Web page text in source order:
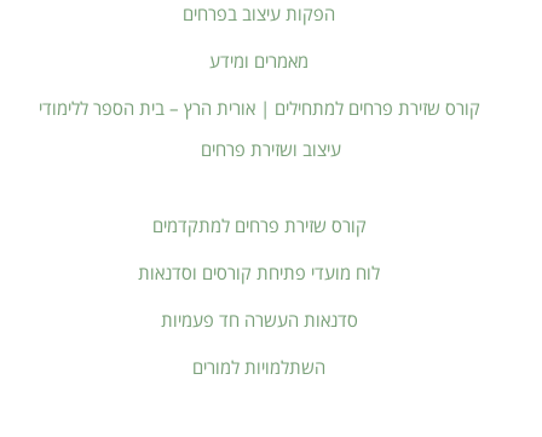
הפקות עיצוב בפרחים
מאמרים ומידע
קורס שזירת פרחים למתחילים | אורית הרץ – בית הספר ללימודי
עיצוב ושזירת פרחים
קורס שזירת פרחים למתקדמים
לוח מועדי פתיחת קורסים וסדנאות
סדנאות העשרה חד פעמיות
השתלמויות למורים